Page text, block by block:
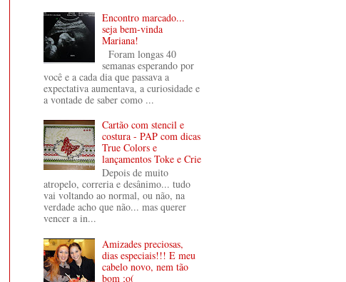
Encontro marcado...
seja bem-vinda
Mariana!
Foram longas 40
semanas esperando por
você e a cada dia que passava a
expectativa aumentava, a curiosidade e
a vontade de saber como ...
Cartão com stencil e
costura - PAP com dicas
True Colors e
lançamentos Toke e Crie
Depois de muito
atropelo, correria e desânimo... tudo
vai voltando ao normal, ou não, na
verdade acho que não... mas querer
vencer a in...
Amizades preciosas,
dias especiais!!! E meu
cabelo novo, nem tão
bom ;o(